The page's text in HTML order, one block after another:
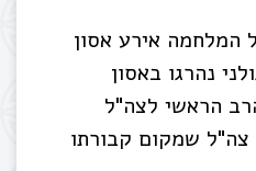
אירע אסון
נהרגו באסון
הראשי לצה"ל
שמקום קבורתו